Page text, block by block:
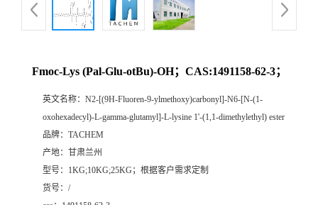
Fmoc-Lys (Pal-Glu-otBu)-OH；CAS:1491158-62-3；
英文名称： N2-[(9H-Fluoren-9-ylmethoxy)carbonyl]-N6-[N-(1-
oxohexadecyl)-L-gamma-glutamyl]-L-lysine 1'-(1,1-dimethylethyl) ester
品牌： TACHEM
产地： 甘肃兰州
型号： 1KG;10KG;25KG；根据客户需求定制
货号： /